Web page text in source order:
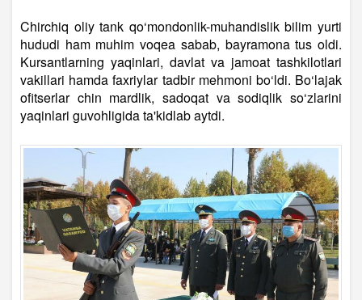
Chirchiq oliy tank qo‘mondonlik-muhandislik bilim yurti
hududi ham muhim voqea sabab, bayramona tus oldi.
Kursantlarning yaqinlari, davlat va jamoat tashkilotlari
vakillari hamda faxriylar tadbir mehmoni bo‘ldi. Bo‘lajak
ofitserlar chin mardlik, sadoqat va sodiqlik so‘zlarini
yaqinlari guvohligida ta'kidlab aytdi.